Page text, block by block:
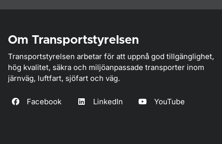
Om Transportstyrelsen
Transportstyrelsen arbetar för att uppnå god tillgänglighet,
hög kvalitet, säkra och miljöanpassade transporter inom
järnväg, luftfart, sjöfart och väg.
Facebook LinkedIn YouTube